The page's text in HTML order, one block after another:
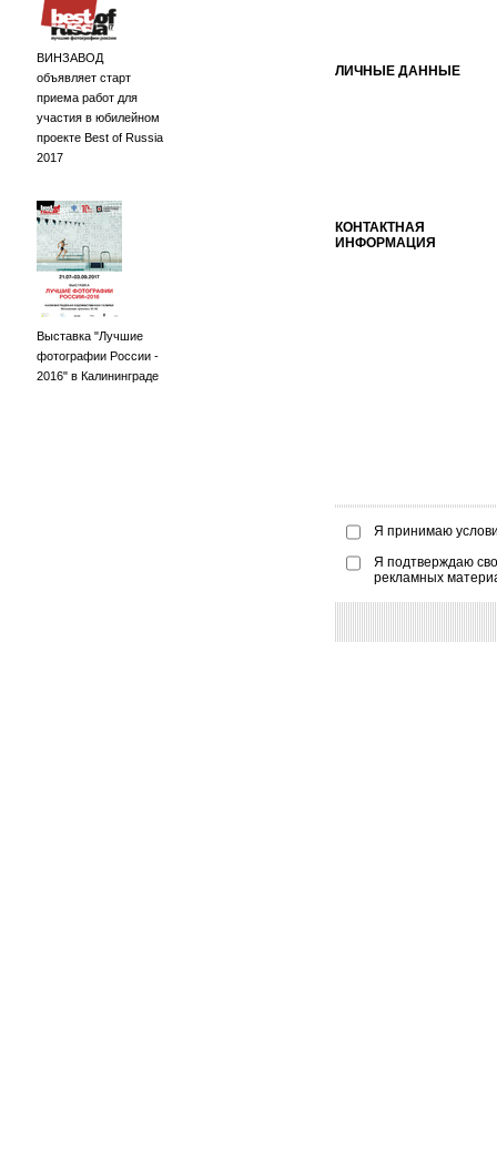
ВИНЗАВОД
объявляет старт
приема работ для
участия в юбилейном
проекте Best of Russia
2017
Выставка "Лучшие
фотографии России -
2016" в Калининграде
ЛИЧНЫЕ ДАННЫЕ
КОНТАКТНАЯ
ИНФОРМАЦИЯ
Я принимаю
Я подтверждаю
рекламных